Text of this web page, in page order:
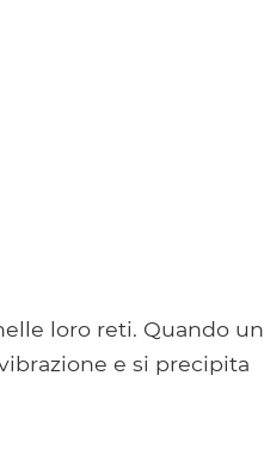
loro reti. Quando un
e si precipita